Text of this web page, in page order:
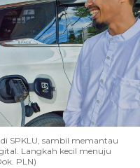
SPKLU, sambil memantau
Langkah kecil menuju
PLN)